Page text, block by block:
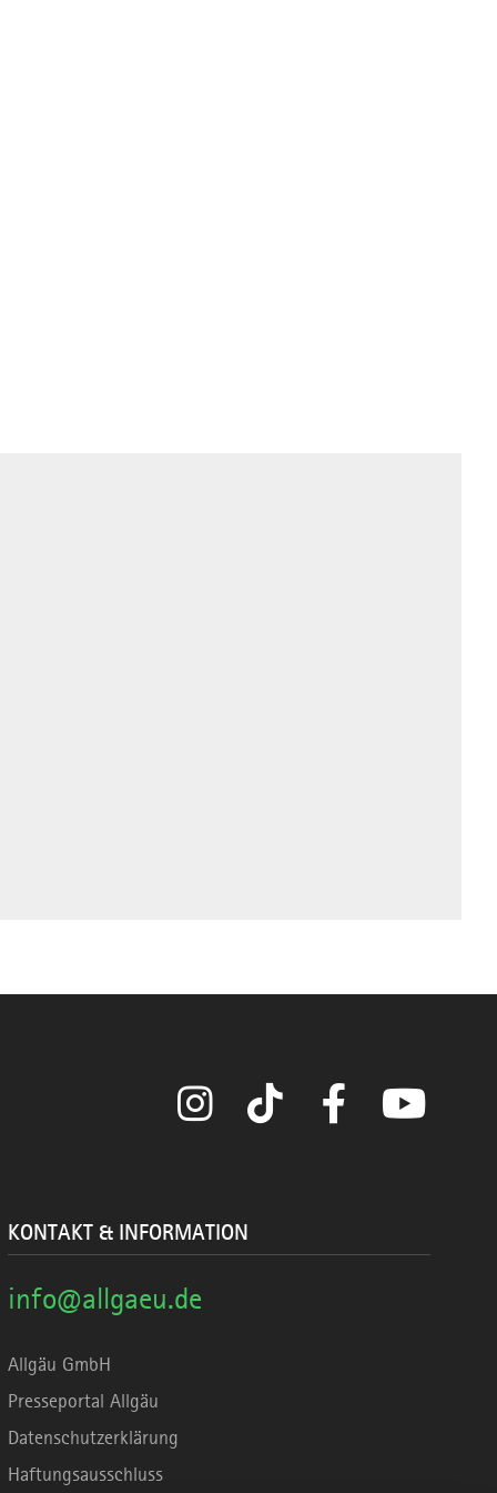
Instagram TikTok Facebook
KONTAKT & INFORMATION
info@allgaeu.de
Allgäu GmbH
Presseportal Allgäu
Datenschutzerklärung
Haftungsausschluss